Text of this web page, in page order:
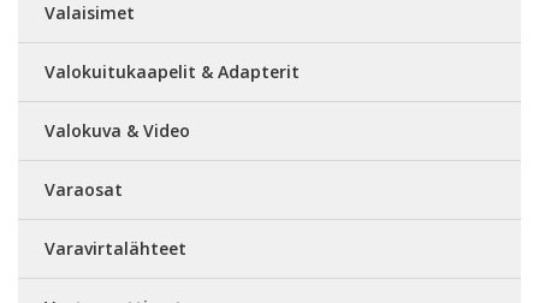
Valaisimet
Valokuitukaapelit & Adapterit
Valokuva & Video
Varaosat
Varavirtalähteet